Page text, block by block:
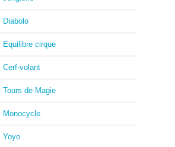
Diabolo
Equilibre cirque
Cerf-volant
Tours de Magie
Monocycle
Yoyo